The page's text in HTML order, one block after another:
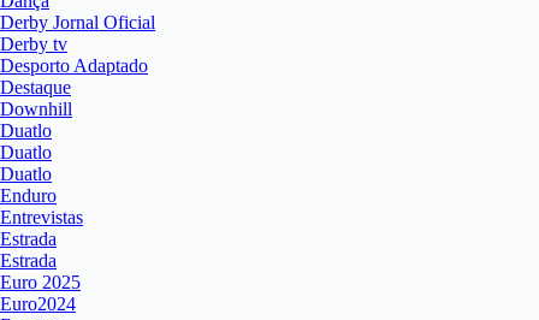
Derby Jornal Oficial
Derby tv
Desporto Adaptado
Destaque
Downhill
Duatlo
Duatlo
Duatlo
Enduro
Entrevistas
Estrada
Estrada
Euro 2025
Euro2024